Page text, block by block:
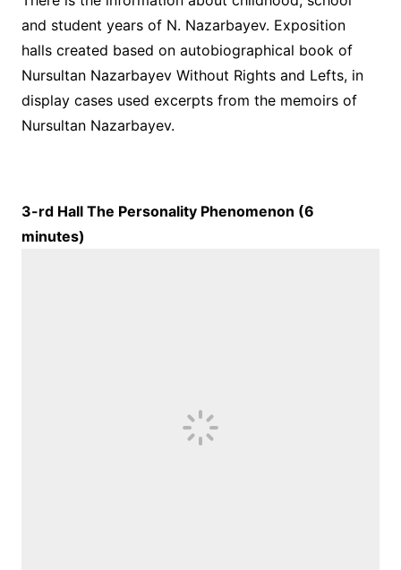
and student years of N. Nazarbayev. Exposition
halls created based on autobiographical book of
Nursultan Nazarbayev Without Rights and Lefts, in
display cases used excerpts from the memoirs of
Nursultan Nazarbayev.
3-rd Hall The Personality Phenomenon (6
minutes)